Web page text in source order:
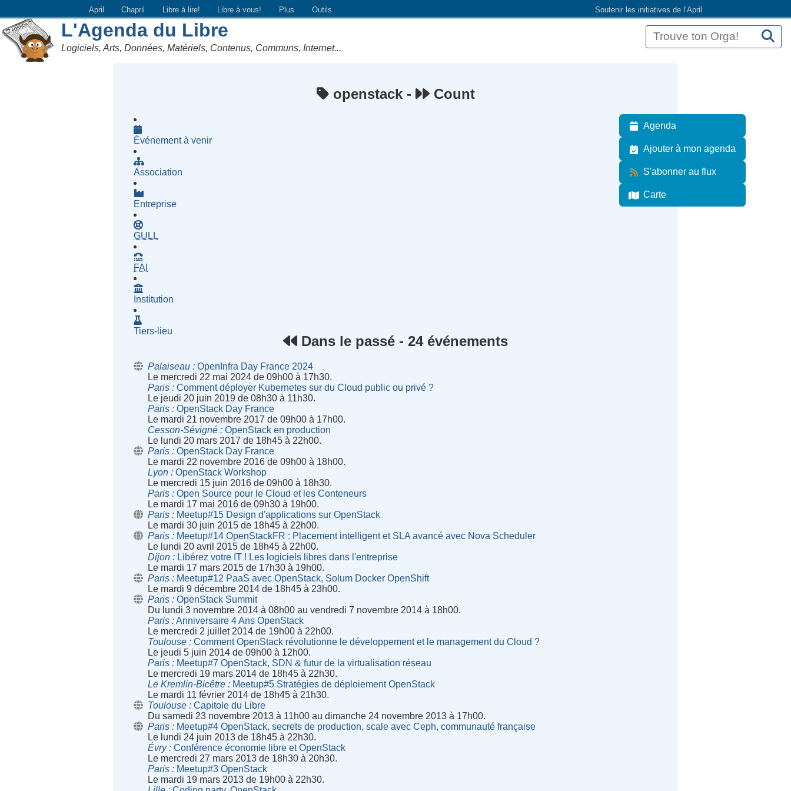
Soutenir les initiatives de l’April
April Chapril Libre à lire! Libre à vous! Plus Outils
L'Agenda du Libre
Logiciels, Arts, Données, Matériels, Contenus, Communs, Internet...
openstack - Count
Agenda
Ajouter à mon agenda
S'abonner au flux
Carte
Événement à venir
Association
Entreprise
GULL
FAI
Institution
Tiers-lieu
Dans le passé - 24 événements
Palaiseau
OpenInfra Day France 2024
Le mercredi 22 mai 2024 de 09h00 à 17h30.
Paris
Comment déployer Kubernetes sur du Cloud public ou privé ?
Le jeudi 20 juin 2019 de 08h30 à 11h30.
Paris
OpenStack Day France
Le mardi 21 novembre 2017 de 09h00 à 17h00.
Cesson-Sévigné
OpenStack en production
Le lundi 20 mars 2017 de 18h45 à 22h00.
Paris
OpenStack Day France
Le mardi 22 novembre 2016 de 09h00 à 18h00.
Lyon
OpenStack Workshop
Le mercredi 15 juin 2016 de 09h00 à 18h30.
Paris
Open Source pour le Cloud et les Conteneurs
Le mardi 17 mai 2016 de 09h30 à 19h00.
Paris
Meetup#15 Design d'applications­­ sur OpenStack
Le mardi 30 juin 2015 de 18h45 à 22h00.
Paris
Meetup#14 OpenStackFR : Placement intelligent et SLA avancé avec Nova Scheduler
Le lundi 20 avril 2015 de 18h45 à 22h00.
Dijon
Libérez votre IT ! Les logiciels libres dans l'entreprise
Le mardi 17 mars 2015 de 17h30 à 19h00.
Paris
Meetup#12 PaaS avec OpenStack, Solum Docker OpenShift
Le mardi 9 décembre 2014 de 18h45 à 23h00.
Paris
OpenStack Summit
Du lundi 3 novembre 2014 à 08h00 au vendredi 7 novembre 2014 à 18h00.
Paris
Anniversaire 4 Ans OpenStack
Le mercredi 2 juillet 2014 de 19h00 à 22h00.
Toulouse
Comment OpenStack révolutionne le développement et le management du Cloud ?
Le jeudi 5 juin 2014 de 09h00 à 12h00.
Paris
Meetup#7 OpenStack, SDN & futur de la virtualisation réseau
Le mercredi 19 mars 2014 de 18h45 à 22h30.
Le Kremlin-Bicêtre
Meetup#5 Stratégies de déploiement OpenStack
Le mardi 11 février 2014 de 18h45 à 21h30.
Toulouse
Capitole du Libre
Du samedi 23 novembre 2013 à 11h00 au dimanche 24 novembre 2013 à 17h00.
Paris
Meetup#4 OpenStack, secrets de production, scale avec Ceph, communauté française
Le lundi 24 juin 2013 de 18h45 à 22h30.
Évry
Conférence économie libre et OpenStack
Le mercredi 27 mars 2013 de 18h30 à 20h30.
Paris
Meetup#3 OpenStack
Le mardi 19 mars 2013 de 19h00 à 22h30.